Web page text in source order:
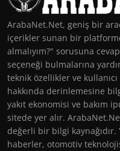
ArabaNet.Net, geniş bir
içerikler sunan bir
almalıyım?" sorusuna
seçeneği bulmalarına
teknik özellikler ve
hakkında derinlemesine
yakıt ekonomisi ve bakım
sitede yer alır.
değerli bir bilgi
haberler, otomotiv